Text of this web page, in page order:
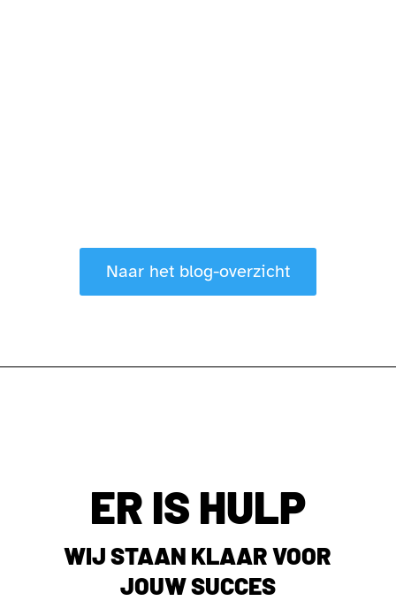
Naar het blog-overzicht
ER IS HULP
WIJ STAAN KLAAR VOOR
JOUW SUCCES